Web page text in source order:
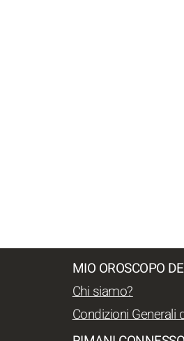
MIO OROSCOPO
Chi siamo?
Condizioni Generali